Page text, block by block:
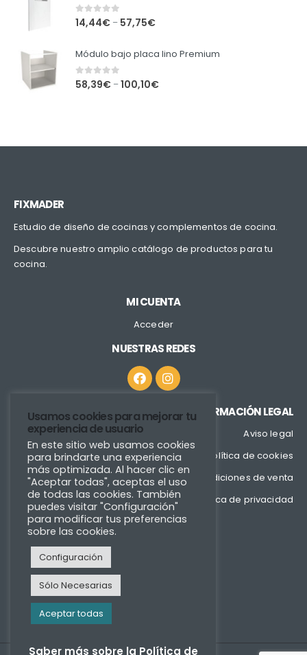
0 out of 5
14,44€ – 57,75€
Módulo bajo placa lino Premium
0out of 5
58,39€ –100,10€
FIXMADER
Estudio de diseño de cocinas y complementos de cocina.
Descubre nuestro amplio catálogo de productos para tu
cocina.
MI CUENTA
Acceder
NUESTRAS REDES
INFORMACIÓN LEGAL
Aviso legal
Política de cookies
Condiciones de venta
Política de privacidad
Usamos cookies para mejorar tu
experiencia de usuario
En este sitio web usamos cookies
para brindarte una experiencia
más optimizada. Al hacer clic en
"Aceptar todas", aceptas el uso
de todas las cookies. También
puedes visitar "Configuración"
para modificar tus preferencias
sobre las cookies.
Configuración
Sólo Necesarias
Aceptar todas
Saber más sobre la Política de